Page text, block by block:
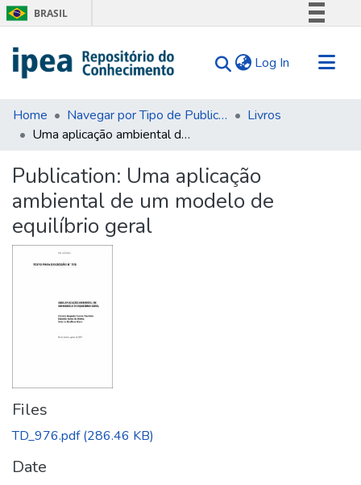
BRASIL
Comunica BR
Acesso à informação
Log In (current)
Communities & Collections
Search for
Statistics
About Us
Home Navegar por Tipo de Publicação
Livros
Uma aplicação ambiental de um modelo de equilíbrio geral
Publication: Uma aplicação
ambiental de um modelo de
equilíbrio geral
Files
TD_976.pdf(286.46 KB)
Date